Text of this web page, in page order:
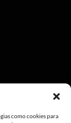
como cookies para